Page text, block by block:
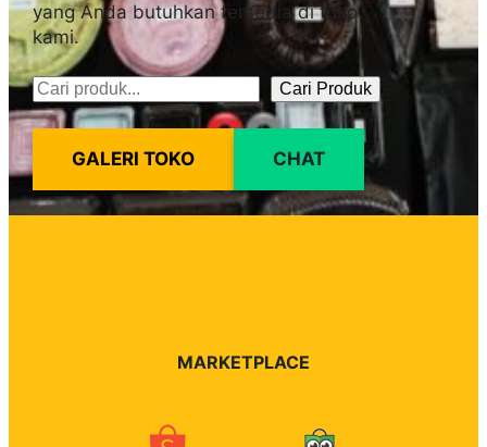
yang Anda butuhkan tersedia di toko
kami.
Pencarian Cari Produk
GALERI TOKO CHAT
MARKETPLACE